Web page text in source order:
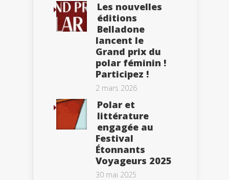
Les nouvelles
éditions
Belladone
lancent le
Grand prix du
polar féminin !
Participez !
2 mars 2026
Polar et
littérature
engagée au
Festival
Étonnants
Voyageurs 2025
30 mai 2025